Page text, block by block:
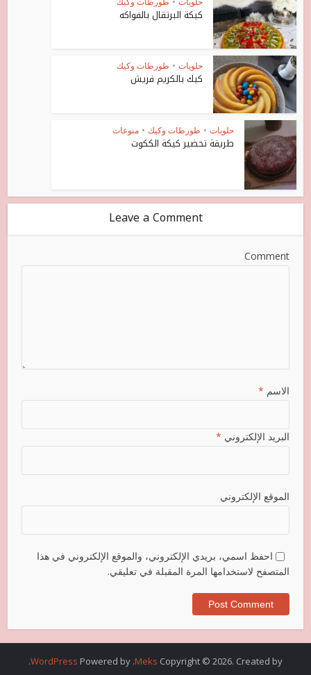
كيكة البرتقال بالفواكه
حلويات • طورطات وكيك
كيك بالكريم فريش
حلويات • طورطات وكيك • منوعات
طريقة تحضير كيكة الككوت
Leave a Comment
Comment
الاسم *
البريد الإلكتروني *
الموقع الإلكتروني
احفظ اسمي، بريدي الإلكتروني، والموقع الإلكتروني في هذا
المتصفح لاستخدامها المرة المقبلة في تعليقي.
Copyright © 2026. Created by
Meks
. Powered by
WordPress
.